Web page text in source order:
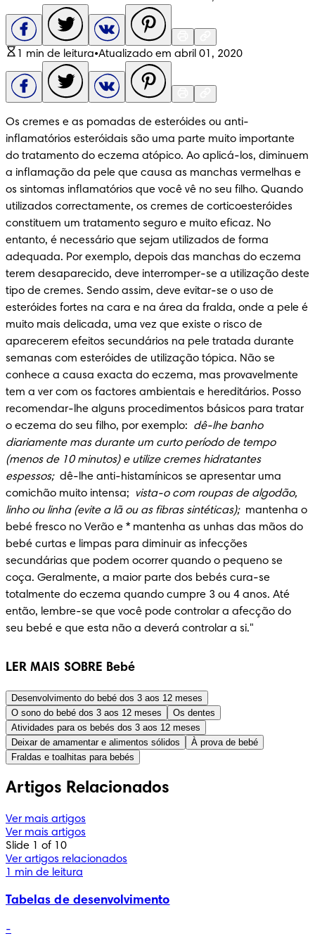
1 min de leitura•Atualizado em abril 01, 2020
Os cremes e as pomadas de esteróides ou anti-
inflamatórios esteróidais são uma parte muito importante
do tratamento do eczema atópico. Ao aplicá-los, diminuem
a inflamação da pele que causa as manchas vermelhas e
os sintomas inflamatórios que você vê no seu filho. Quando
utilizados correctamente, os cremes de corticoesteróides
constituem um tratamento seguro e muito eficaz. No
entanto, é necessário que sejam utilizados de forma
adequada. Por exemplo, depois das manchas do eczema
terem desaparecido, deve interromper-se a utilização deste
tipo de cremes. Sendo assim, deve evitar-se o uso de
esteróides fortes na cara e na área da fralda, onde a pele é
muito mais delicada, uma vez que existe o risco de
aparecerem efeitos secundários na pele tratada durante
semanas com esteróides de utilização tópica. Não se
conhece a causa exacta do eczema, mas provavelmente
tem a ver com os factores ambientais e hereditários. Posso
recomendar-lhe alguns procedimentos básicos para tratar
o eczema do seu filho, por exemplo:
dê-lhe banho
diariamente mas durante um curto período de tempo
(menos de 10 minutos) e utilize cremes hidratantes
espessos; dê-lhe anti-histamínicos se apresentar uma
comichão muito intensa;
vista-o com roupas de algodão,
linho ou linha (evite a lã ou as fibras sintéticas); mantenha o
bebé fresco no Verão e * mantenha as unhas das mãos do
bebé curtas e limpas para diminuir as infecções
secundárias que podem ocorrer quando o pequeno se
coça. Geralmente, a maior parte dos bebés cura-se
totalmente do eczema quando cumpre 3 ou 4 anos. Até
então, lembre-se que você pode controlar a afecção do
seu bebé e que esta não a deverá controlar a si."
LER MAIS SOBRE Bebé
Desenvolvimento do bebé dos 3 aos 12 meses
O sono do bebé dos 3 aos 12 meses
Os dentes
Atividades para os bebés dos 3 aos 12 meses
Deixar de amamentar e alimentos sólidos
À prova de bebé
Fraldas e toalhitas para bebés
Artigos Relacionados
Ver mais artigos
Ver mais artigos
Slide 1 of 10
Ver artigos relacionados
1 min de leitura
Tabelas de desenvolvimento
-